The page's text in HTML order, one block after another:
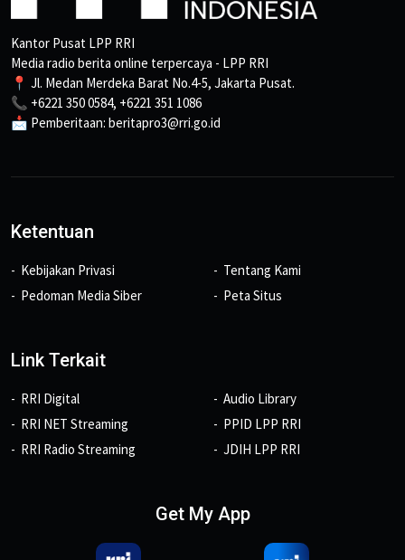
Kantor Pusat LPP RRI
Media radio berita online terpercaya - LPP RRI
📍 Jl. Medan Merdeka Barat No.4-5, Jakarta Pusat.
📞 +6221 350 0584, +6221 351 1086
📩 Pemberitaan: beritapro3@rri.go.id
Ketentuan
Kebijakan Privasi
Pedoman Media Siber
Tentang Kami
Peta Situs
Link Terkait
RRI Digital
RRI NET Streaming
RRI Radio Streaming
Audio Library
PPID LPP RRI
JDIH LPP RRI
Get My App